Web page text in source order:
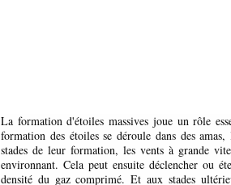
La formation d'étoiles massives joue un rôle
formation des étoiles se déroule dans des
stades de leur formation, les vents à grande
environnant. Cela peut ensuite déclencher ou
densité du gaz comprimé. Et aux stades